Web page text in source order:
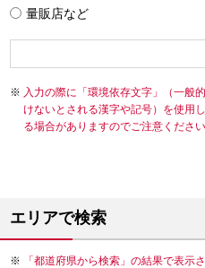
量販店など
入力の際に「環境依存文字」（一般
けないとされる漢字や記号）を使用
る場合がありますのでご注意ください
エリアで検索
「都道府県から検索」の結果で表示